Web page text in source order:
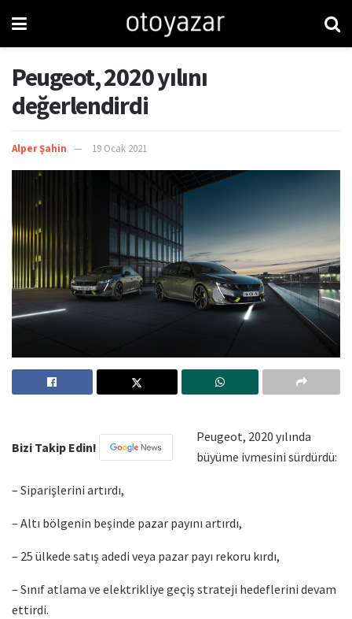
Peugeot, 2020 yılını
değerlendirdi
Alper Şahin 19 Ocak 2021
Bizi Takip Edin!
Peugeot, 2020 yılında
büyüme ivmesini sürdürdü:
– Siparişlerini artırdı,
– Altı bölgenin beşinde pazar payını artırdı,
– 25 ülkede satış adedi veya pazar payı rekoru kırdı,
– Sınıf atlama ve elektrikliye geçiş strateji hedeflerini devam
ettirdi.